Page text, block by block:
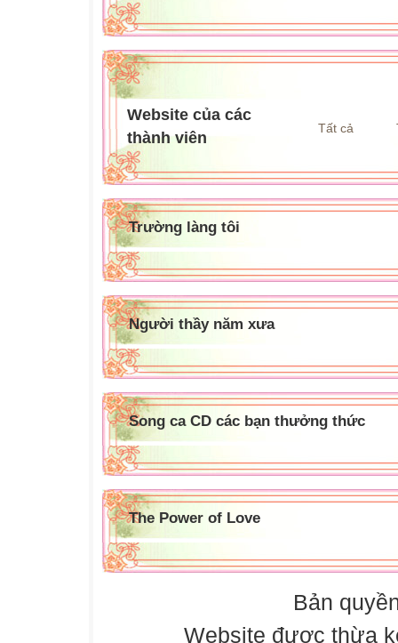
Tất cả
Website của các
thành viên
Trường làng tôi
Người thầy năm xưa
Song ca CD các bạn thưởng thức
The Power of Love
Bản
Website được thừa